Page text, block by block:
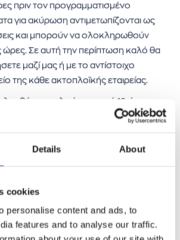
Details About
cookies
personalise content and ads, to
features and to analyse our traffic.
πριν τον προγραμματισμένο
για ακύρωση αντιμετωπίζονται ως
και μπορούν να ολοκληρωθούν
ώρες. Σε αυτή την περίπτωση καλό θα
μαζί μας ή με το αντίστοιχο
της κάθε ακτοπλοϊκής εταιρείας.
λαμβάνονται λιγότερο από 12 ώρες πριν
απόπλου ή μετά την αναχώρηση
τους.
μια επιτυχώς ολοκληρωμένη
εταιρεία, παρακρατώντας ένα τέλος
κάθε εισιτήριο για τα έξοδα
συναλλαγής. Το